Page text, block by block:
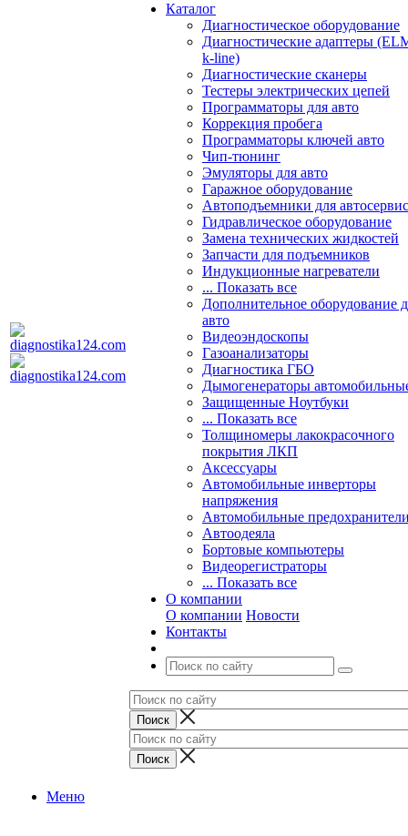
Каталог
Диагностическое оборудование
Диагностические адаптеры
k-line)
Диагностические сканеры
Тестеры электрических цепей
Программаторы для авто
Коррекция пробега
Программаторы ключей авто
Чип-тюнинг
Эмуляторы для авто
Гаражное оборудование
Автоподъемники для
Гидравлическое оборудование
Замена технических жидкостей
Запчасти для подъемников
Индукционные нагреватели
... Показать все
Дополнительное оборудование
авто
Видеоэндоскопы
Газоанализаторы
Диагностика ГБО
Дымогенераторы
Защищенные Ноутбуки
... Показать все
Толщиномеры лакокрасочного
покрытия ЛКП
Аксессуары
Автомобильные инверторы
напряжения
Автомобильные
Автоодеяла
Бортовые компьютеры
Видеорегистраторы
... Показать все
О компании
О компании Новости
Контакты
Меню